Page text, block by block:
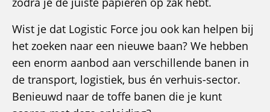
Wist je dat Logistic Force jou ook kan helpen bij
het zoeken naar een nieuwe baan? We hebben
een enorm aanbod aan verschillende banen in
de transport, logistiek, bus én verhuis-sector.
Benieuwd naar de toffe banen die je kunt